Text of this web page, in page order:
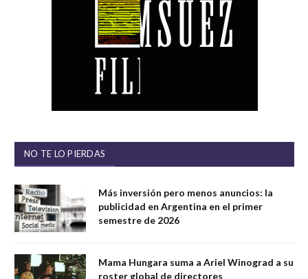
NO TE LO PIERDAS
Más inversión pero menos anuncios: la
publicidad en Argentina en el primer
semestre de 2026
Mama Hungara suma a Ariel Winograd a su
roster global de directores